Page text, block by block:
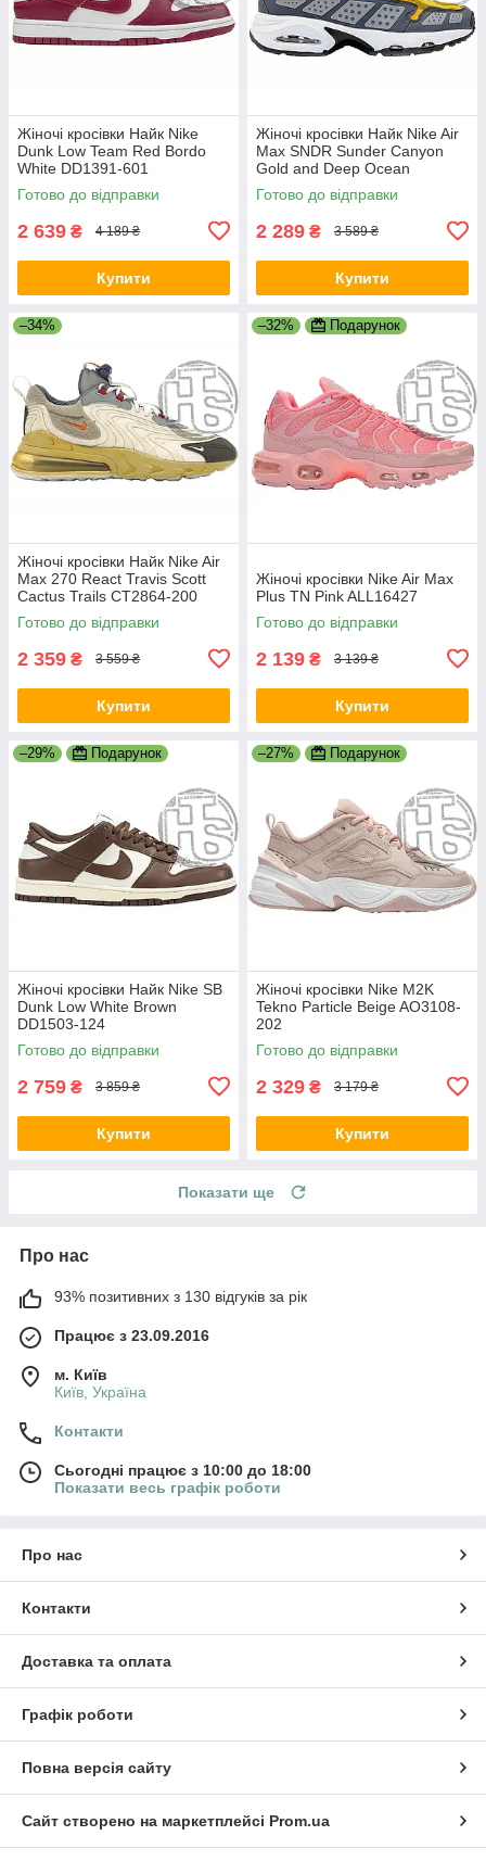
Жіночі кросівки Найк Nike
Dunk Low Team Red Bordo
White DD1391-601
Готово до відправки
2 639 ₴ 4 189 ₴
Купити
Жіночі кросівки Найк Nike Air
Max SNDR Sunder Canyon
Gold and Deep Ocean
ALL19045
Готово до відправки
2 289 ₴ 3 589 ₴
Купити
–34%
Жіночі кросівки Найк Nike Air
Max 270 React Travis Scott
Cactus Trails CT2864-200
Готово до відправки
2 359 ₴ 3 559 ₴
Купити
–32% Подарунок
Жіночі кросівки Nike Air Max
Plus TN Pink ALL16427
Готово до відправки
2 139 ₴ 3 139 ₴
Купити
–29% Подарунок
Жіночі кросівки Найк Nike SB
Dunk Low White Brown
DD1503-124
Готово до відправки
2 759 ₴ 3 859 ₴
Купити
–27% Подарунок
Жіночі кросівки Nike M2K
Tekno Particle Beige AO3108-
202
Готово до відправки
2 329 ₴ 3 179 ₴
Купити
Показати ще
Про нас
93% позитивних з 130 відгуків за рік
Працює з 23.09.2016
м. Київ
Київ, Україна
Контакти
Сьогодні працює з 10:00 до 18:00
Показати весь графік роботи
Про нас
Контакти
Доставка та оплата
Графік роботи
Повна версія сайту
Сайт створено на маркетплейсі Prom.ua